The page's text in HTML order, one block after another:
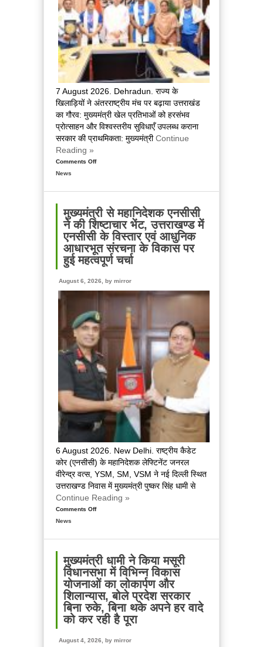
7 August 2026. Dehradun. राज्य के
खिलाड़ियों ने अंतरराष्ट्रीय मंच पर बढ़ाया उत्तराखंड
का गौरव: मुख्यमंत्री खेल प्रतिभाओं को हरसंभव
प्रोत्साहन और विश्वस्तरीय सुविधाएँ उपलब्ध कराना
सरकार की प्राथमिकता: मुख्यमंत्रीContinue
Reading »
Comments Offon
में
उत्तराखंड
के
पदक
विजेताओं
और
प्रशिक्षकों
को
धामी
ने
किया
सम्मानित
News
मुख्यमंत्री से महानिदेशक एनसीसी
ने की शिष्टाचार भेंट, उत्तराखण्ड में
एनसीसी के विस्तार एवं आधुनिक
आधारभूत संरचना के विकास पर
हुई महत्वपूर्ण चर्चा
August 6, 2026, by mirror
6 August 2026. New Delhi. राष्ट्रीय कैडेट
कोर (एनसीसी) के महानिदेशक लेफ्टिनेंट जनरल
वीरेन्द्र वत्स, YSM, SM, VSM ने नई दिल्ली स्थित
उत्तराखण्ड निवास में मुख्यमंत्री पुष्कर सिंह धामी से
Continue Reading »
Comments Offon
एनसीसी
ने
की
शिष्टाचार
भेंट,
उत्तराखण्ड
एनसीसी
News
मुख्यमंत्री धामी ने किया मसूरी
विधानसभा में विभिन्न विकास
योजनाओं का लोकार्पण और
शिलान्यास, बोले प्रदेश सरकार
बिना रुके, बिना थके अपने हर वादे
को कर रही है पूरा
August 4, 2026, by mirror